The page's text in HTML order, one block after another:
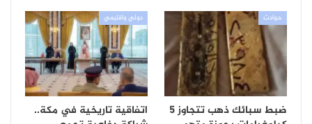
حوادث
ضبط سبائك ذهب تتجاوز 5
دولي واقليمي
اتفاقية تاريخية في مكة..